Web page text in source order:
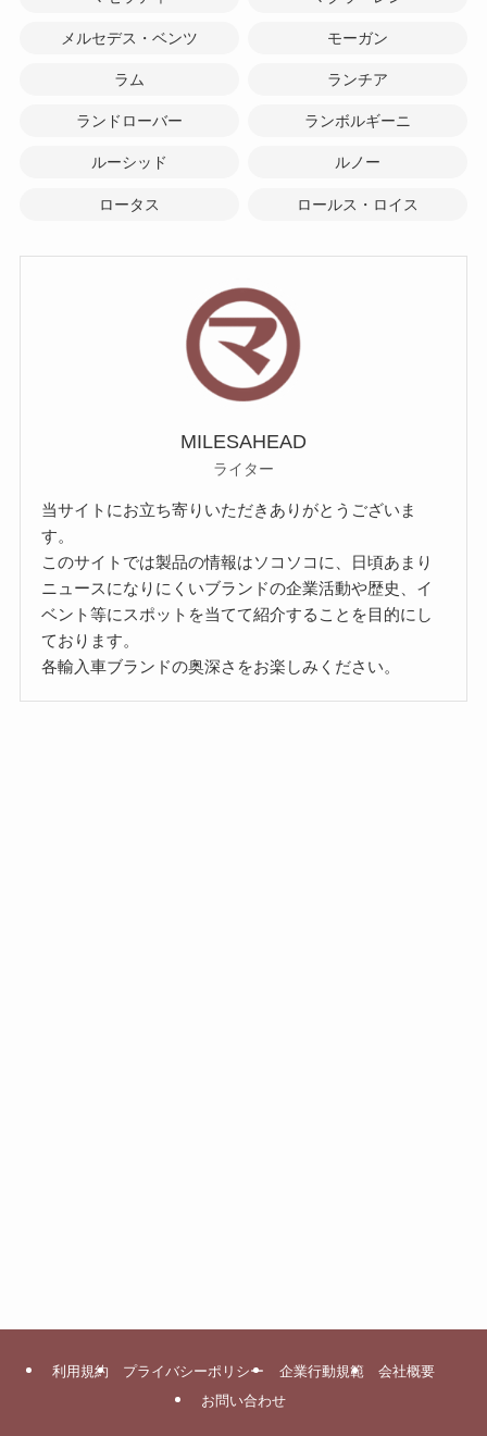
メルセデス・ベンツ モーガン
ラム ランチア
ランドローバー ランボルギーニ
ルーシッド ルノー
ロータス ロールス・ロイス
MILESAHEAD
ライター
当サイトにお立ち寄りいただきありがとうございま
す。
このサイトでは製品の情報はソコソコに、日頃あまり
ニュースになりにくいブランドの企業活動や歴史、イ
ベント等にスポットを当てて紹介することを目的にし
ております。
各輸入車ブランドの奥深さをお楽しみください。
利用規約 プライバシーポリシー 企業行動規範
会社概要
お問い合わせ